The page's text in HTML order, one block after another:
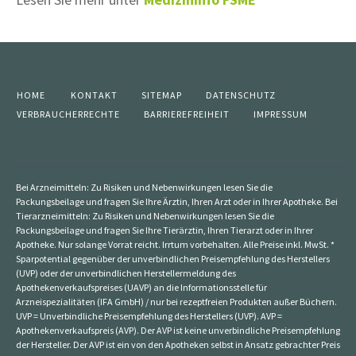
HOME KONTAKT SITEMAP
DATENSCHUTZ
VERBRAUCHERRECHTE
BARRIEREFREIHEIT IMPRESSUM
Bei Arzneimitteln: Zu Risiken und Nebenwirkungen lesen Sie die
Packungsbeilage und fragen Sie Ihre Ärztin, Ihren Arzt oder in Ihrer Apotheke. Bei
Tierarzneimitteln: Zu Risiken und Nebenwirkungen lesen Sie die
Packungsbeilage und fragen Sie Ihre Tierärztin, Ihren Tierarzt oder in Ihrer
Apotheke. Nur solange Vorrat reicht. Irrtum vorbehalten. Alle Preise inkl. MwSt. *
Sparpotential gegenüber der unverbindlichen Preisempfehlung des Herstellers
(UVP) oder der unverbindlichen Herstellermeldung des
Apothekenverkaufspreises (UAVP) an die Informationsstelle für
Arzneispezialitäten (IFA GmbH) / nur bei rezeptfreien Produkten außer Büchern.
UVP = Unverbindliche Preisempfehlung des Herstellers (UVP). AVP =
Apothekenverkaufspreis (AVP). Der AVP ist keine unverbindliche Preisempfehlung
der Hersteller. Der AVP ist ein von den Apotheken selbst in Ansatz gebrachter Preis